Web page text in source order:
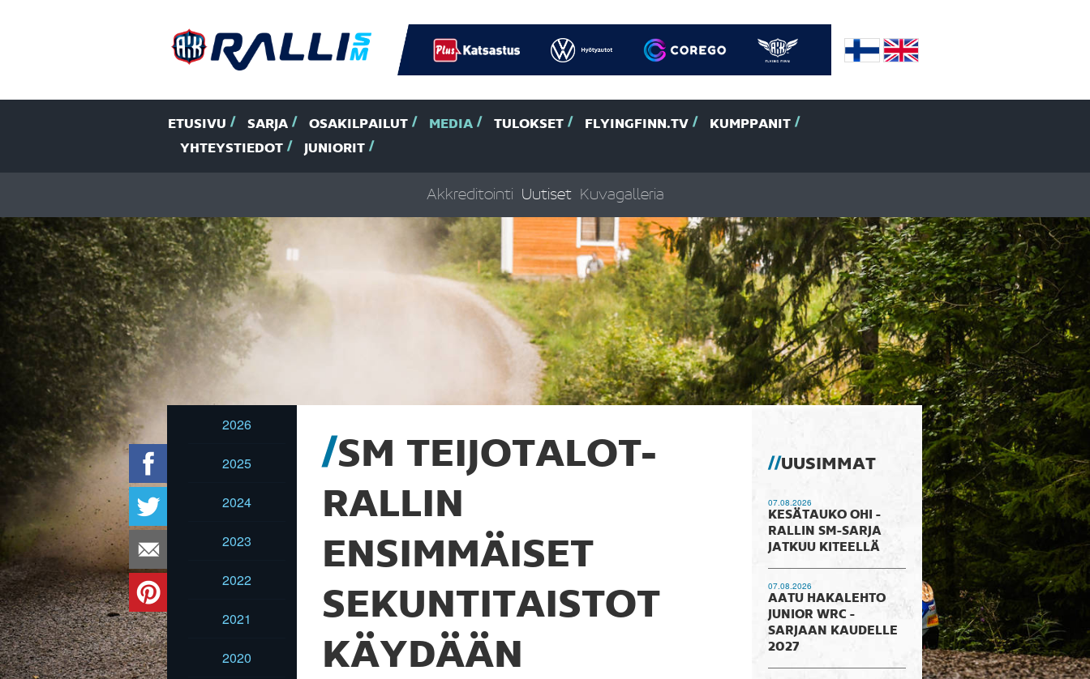
ETUSIVU SARJA OSAKILPAILUT MEDIA TULOKSET FLYINGFINN.TV
KUMPPANIT
YHTEYSTIEDOT
JUNIORIT
Akkreditointi Uutiset Kuvagalleria
2026
2025
2024
2023
2022
2021
2020
SM TEIJOTALOT-
RALLIN
ENSIMMÄISET
SEKUNTITAISTOT
KÄYDÄÄN
UUSIMMAT
07.08.2026
KESÄTAUKO OHI -
RALLIN SM-SARJA
JATKUU KITEELLÄ
07.08.2026
AATU HAKALEHTO
JUNIOR WRC -
SARJAAN KAUDELLE
2027